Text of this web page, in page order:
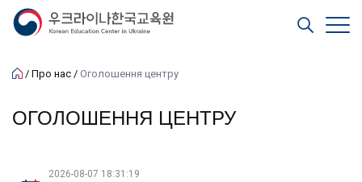
Про нас Оголошення центру
ОГОЛОШЕННЯ ЦЕНТРУ
2026-08-07 18:31:19